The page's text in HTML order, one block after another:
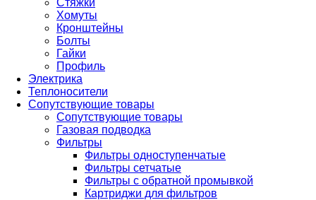
Стяжки
Хомуты
Кронштейны
Болты
Гайки
Профиль
Электрика
Теплоносители
Сопутствующие товары
Сопутствующие товары
Газовая подводка
Фильтры
Фильтры одноступенчатые
Фильтры сетчатые
Фильтры с обратной промывкой
Картриджи для фильтров